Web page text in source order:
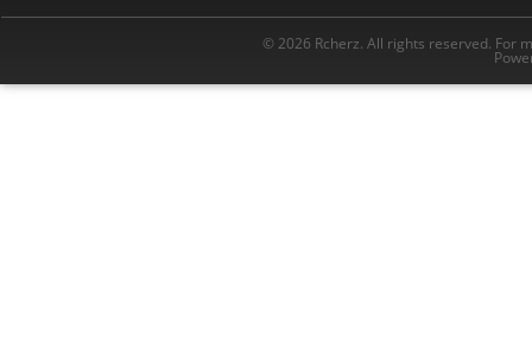
© 2026 Rcherz. All rights reserved. For